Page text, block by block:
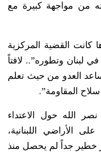
من مواجهة كبيرة مع
2006 وما بعدها كانت القضية المركزية
لبنان وتطوره”.. لافتاً
العدو من حيث تعلم
المقاومة”.
الله حول الاعتداء
الأراضي اللبنانية،
خطير جداً لم يحصل منذ